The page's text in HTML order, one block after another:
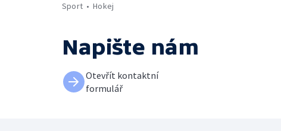
Sport
Hokej
Napište nám
Otevřít kontaktní
formulář